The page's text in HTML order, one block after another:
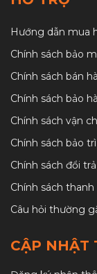
Hướng dẫn mua
Chính sách bảo
Chính sách bán
Chính sách bảo
Chính sách vận
Chính sách bảo trì
Chính sách đổi trả
Chính sách
Câu hỏi thường
CẬP NHẬT